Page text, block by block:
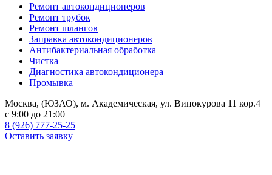
Ремонт автокондиционеров
Ремонт трубок
Ремонт шлангов
Заправка автокондиционеров
Антибактериальная обработка
Чистка
Диагностика автокондиционера
Промывка
Москва, (ЮЗАО), м. Академическая, ул. Винокурова 11 кор.4
c 9:00 до 21:00
8 (926) 777-25-25
Оставить заявку